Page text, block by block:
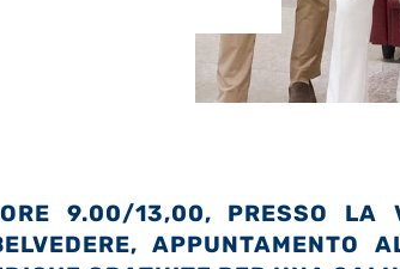
9.00/13,00, PRESSO LA
APPUNTAMENTO